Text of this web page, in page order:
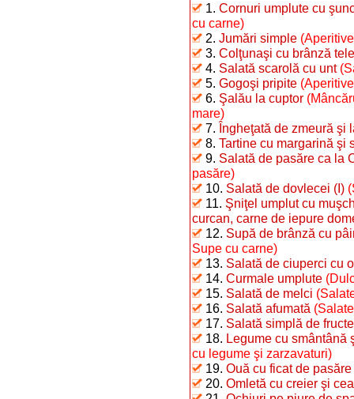
1. Cornuri umplute cu
cu carne)
2. Jumări simple
3. Colţunaşi cu brânză
4. Salată scarolă cu unt
5. Gogoşi pripite
6. Şalău la cuptor
mare)
7. Îngheţată de zmeură şi
8. Tartine cu margarină şi
9. Salată de pasăre ca la
pasăre)
10. Salată de dovlecei (I)
11. Şniţel umplut cu
curcan, carne de iepure
12. Supă de brânză cu
Supe cu carne)
13. Salată de ciuperci cu
14. Curmale umplute
15. Salată de melci
16. Salată afumată
17. Salată simplă de fructe
18. Legume cu smântână
cu legume şi zarzavaturi)
19. Ouă cu ficat de pasăre
20. Omletă cu creier şi